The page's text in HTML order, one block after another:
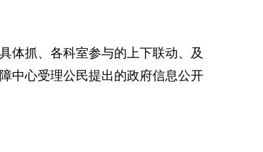
体抓、各科室参与的上下联动、及
中心受理公民提出的政府信息公开